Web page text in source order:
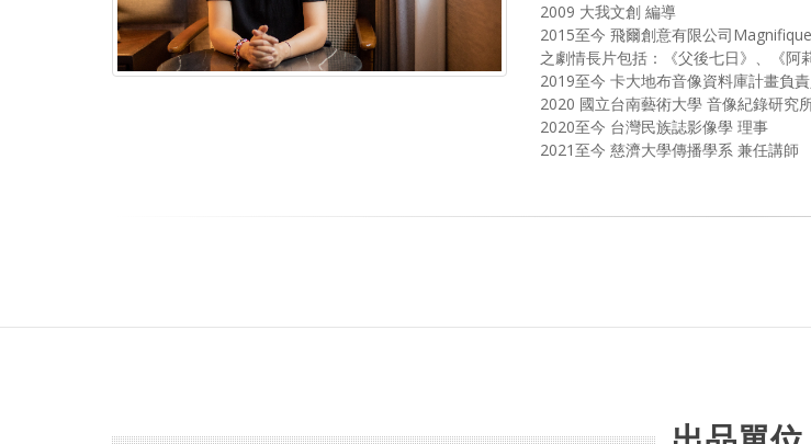
2009 大我文創 編導
2015至今 飛爾創意有限公司
之劇情長片包括：《父後七日》、《阿
2019至今 卡大地布音像資料庫計畫負
2020 國立台南藝術大學 音像紀錄研究
2020至今 台灣民族誌影像學 理事
2021至今 慈濟大學傳播學系 兼任講師